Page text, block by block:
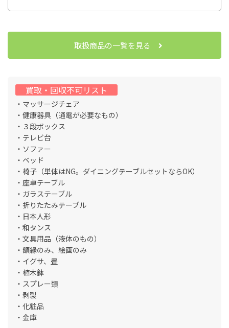
取扱商品の一覧を見る
買取・回収不可リスト
・マッサージチェア
・健康器具（通電が必要なもの）
・３段ボックス
・テレビ台
・ソファー
・ベッド
・椅子（単体はNG。ダイニングテーブルセットならOK）
・座卓テーブル
・ガラステーブル
・折りたたみテーブル
・日本人形
・和タンス
・文具用品（液体のもの）
・額縁のみ、絵画のみ
・イグサ、畳
・植木鉢
・スプレー類
・剥製
・化粧品
・金庫